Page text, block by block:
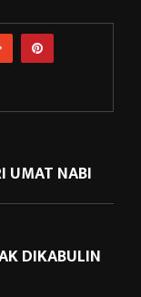
UMAT NABI
DIKABULIN